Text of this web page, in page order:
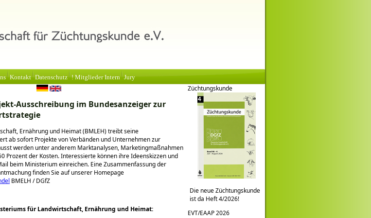
Kontakt Datenschutz ! Mitglieder Intern Jury
Ausschreibung im Bundesanzeiger zur
Ernährung und Heimat (BMLEH) treibt seine
ab sofort Projekte von Verbänden und Unternehmen zur
werden unter anderem Marktanalysen, Marketingmaßnahmen
Prozent der Kosten. Interessierte können ihre Ideenskizzen und
beim Ministerium einreichen. Eine Zusammenfassung der
finden Sie auf unserer Homepage
BMELH / DGfZ
für Landwirtschaft, Ernährung und Heimat:
Züchtungskunde
Die neue Züchtungskunde
ist da Heft 4/2026!
EVT/EAAP 2026